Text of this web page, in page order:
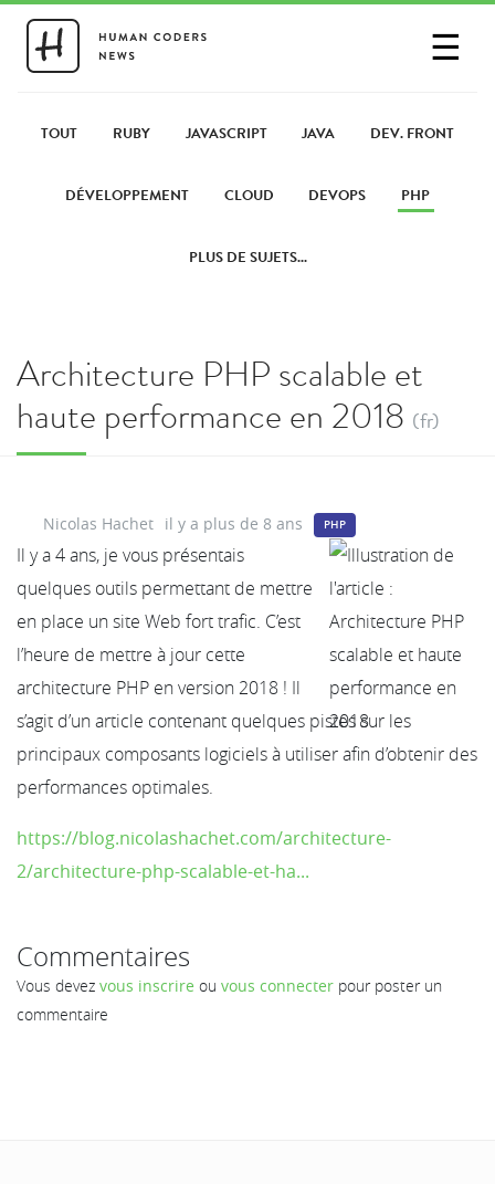
☰
PARTAGER UN LIEN
TOUT RUBY JAVASCRIPT JAVA DEV. FRONT
DÉVELOPPEMENT CLOUD DEVOPS PHP
PLUS DE SUJETS...
Architecture PHP scalable et
haute performance en 2018 (fr)
Nicolas Hachet il y a plus de 8 ans PHP
Il y a 4 ans, je vous présentais
quelques outils permettant de mettre
en place un site Web fort trafic. C’est
l’heure de mettre à jour cette
architecture PHP en version 2018 ! Il
s’agit d’un article contenant quelques pistes sur les
principaux composants logiciels à utiliser afin d’obtenir des
performances optimales.
https://blog.nicolashachet.com/architecture-
2/architecture-php-scalable-et-ha...
Commentaires
Vous devez vous inscrire ou vous connecter pour poster un
commentaire